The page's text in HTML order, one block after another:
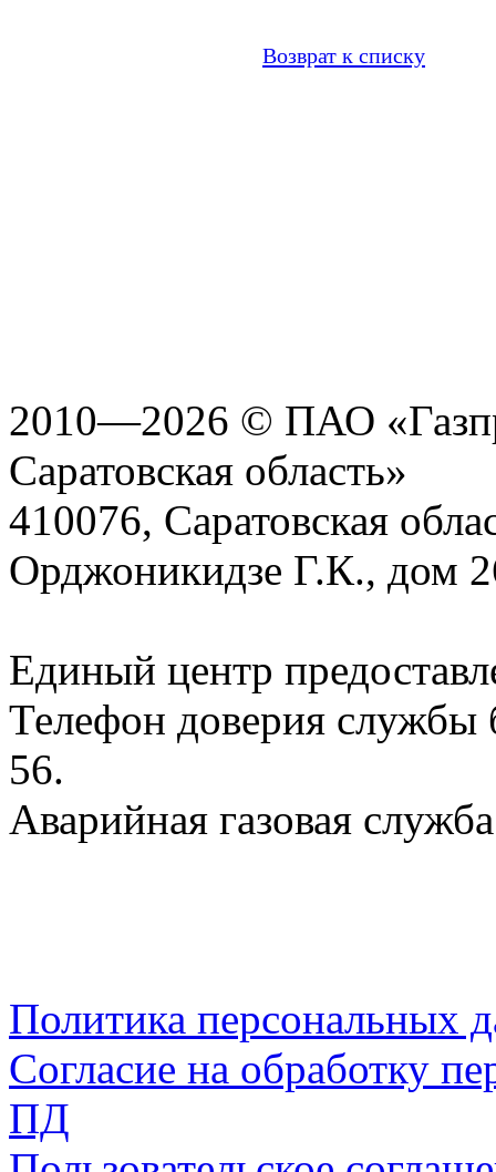
Возврат к списку
2010—2026 © ПАО
Саратовская область»
410076, Саратовская
Орджоникидзе Г.К., дом
Единый центр
Телефон доверия службы
56.
Аварийная газовая
Политика персональных
Согласие на обработку
ПД